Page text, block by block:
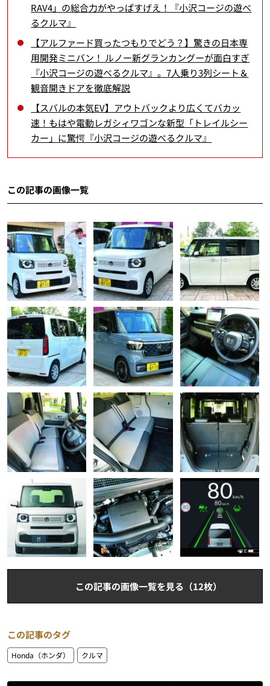
RAV4」の総合力がやっぱすげえ！『小沢コージの遊べ
るクルマ』
【アルファード買ったつもりでどう？】驚きの日本専
用開発ミニバン！ ルノー新グランカングーが面白すぎ
『小沢コージの遊べるクルマ』。7人乗り3列シート＆
観音開きドアを徹底解説
【スバルの本気EV】アウトバックより広くてバカッ
速！もはや電動レガシィワゴンな新型「トレイルシー
カー」に驚愕『小沢コージの遊べるクルマ』
この記事の画像一覧
この記事の画像一覧を見る（12枚）
この記事のタグ
Honda（ホンダ） クルマ